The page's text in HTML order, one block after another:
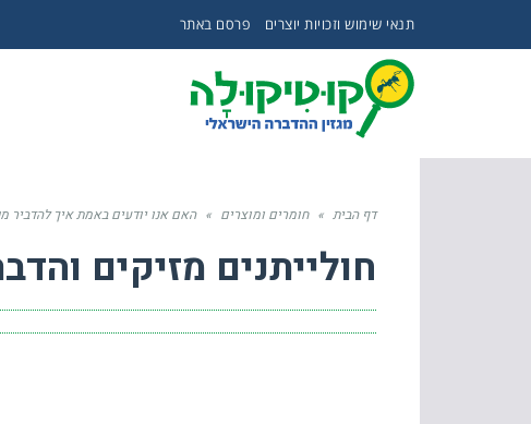
תנאי שימוש וזכויות יוצרים פרסם באתר
דף הבית » חומרים ומוצרים » האם אנו יודעים באמת איך להדביר
חולייתנים מזיקים